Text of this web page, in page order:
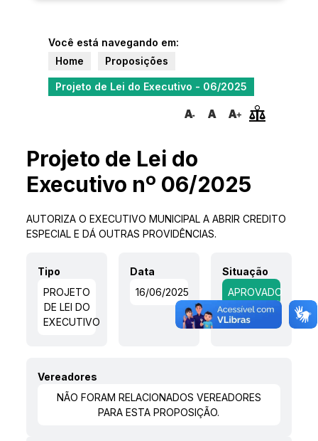
Você está navegando em:
Home
Proposições
Projeto de Lei do Executivo - 06/2025
Projeto de Lei do
Executivo nº 06/2025
AUTORIZA O EXECUTIVO MUNICIPAL A ABRIR CREDITO
ESPECIAL E DÁ OUTRAS PROVIDÊNCIAS.
Tipo
PROJETO
DE LEI DO
EXECUTIVO
Data
16/06/2025
Situação
APROVADO
Vereadores
NÃO FORAM RELACIONADOS VEREADORES
PARA ESTA PROPOSIÇÃO.